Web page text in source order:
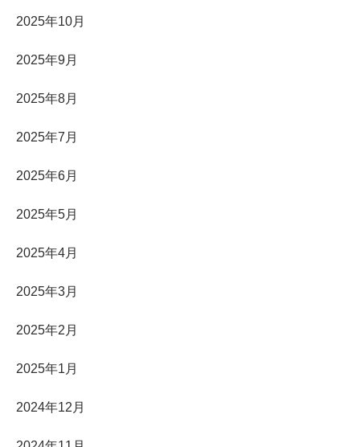
2025年10月
2025年9月
2025年8月
2025年7月
2025年6月
2025年5月
2025年4月
2025年3月
2025年2月
2025年1月
2024年12月